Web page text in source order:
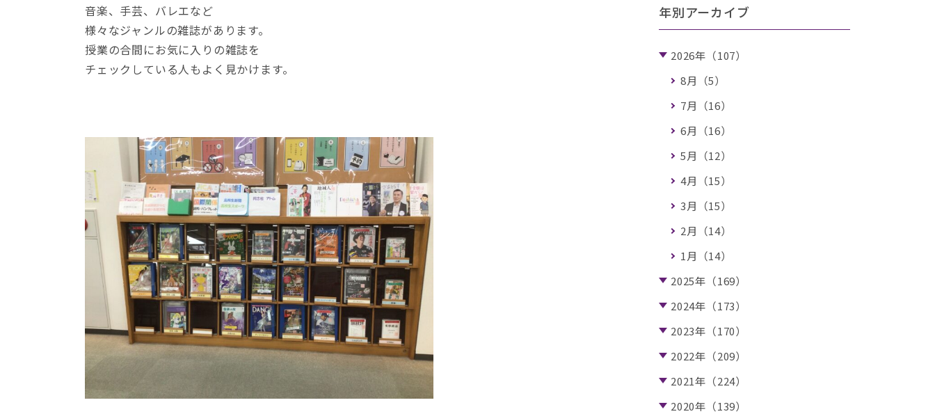
音楽、手芸、バレエなど
様々なジャンルの雑誌があります。
授業の合間にお気に入りの雑誌を
チェックしている人もよく見かけます。
年別アーカイブ
2026年（107）
8月（5）
7月（16）
6月（16）
5月（12）
4月（15）
3月（15）
2月（14）
1月（14）
2025年（169）
2024年（173）
2023年（170）
2022年（209）
2021年（224）
2020年（139）